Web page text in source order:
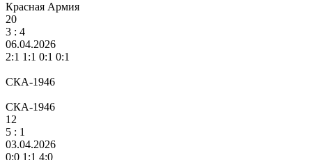
Красная Армия
20
3 : 4
06.04.2026
2:1 1:1 0:1 0:1
СКА-1946
СКА-1946
12
5 : 1
03.04.2026
0:0 1:1 4:0